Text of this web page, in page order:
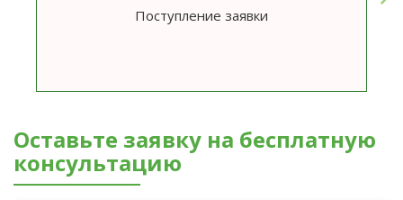
Поступление заявки
Оставьте заявку на бесплатную
консультацию